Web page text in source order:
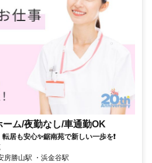
ム/夜勤なし/車通勤OK
居も安心✨鋸南苑で新しい一歩を❗️
房勝山駅 ・浜金谷駅